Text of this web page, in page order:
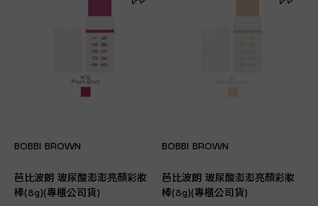
BOBBI BROWN
芭比波朗 玻尿酸澎澎亮顏彩妝
棒(8g)(專櫃公司貨)
BOBBI BROWN
芭比波朗 玻尿酸澎澎亮顏彩妝
棒(8g)(專櫃公司貨)